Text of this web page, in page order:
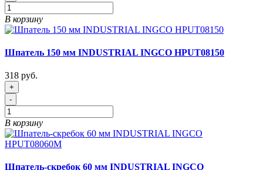
В корзину
Шпатель 150 мм INDUSTRIAL INGCO HPUT08150
318 руб.
+
-
В корзину
Шпатель-скребок 60 мм INDUSTRIAL INGCO